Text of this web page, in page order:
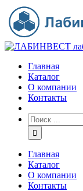
Главная
Каталог
О компании
Контакты
Главная
Каталог
О компании
Контакты